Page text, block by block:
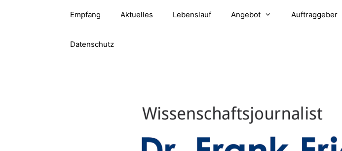
Empfang Aktuelles Lebenslauf Angebot Auftraggeber
Datenschutz